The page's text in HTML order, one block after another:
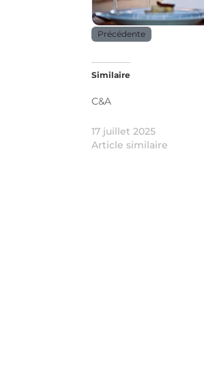
Horeca
Précédente
Similaire
C&A
17 juillet 2025
Article similaire